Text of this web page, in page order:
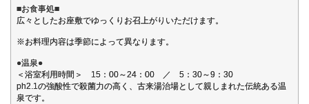
■お食事処■
広々としたお座敷でゆっくりお召上がりいただけます。
※お料理内容は季節によって異なります。
●温泉●
＜浴室利用時間＞ 15：00～24：00 ／ 5：30～9：30
ph2.1の強酸性で殺菌力の高く、古来湯治場として親しまれた伝統ある温
泉です。